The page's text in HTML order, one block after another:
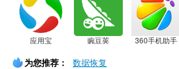
应用宝 豌豆荚 360手机助手
为您推荐： 数据恢复